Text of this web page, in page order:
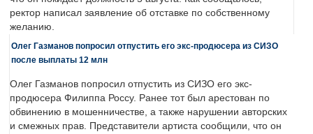
ректор написал заявление об отставке по собственному
желанию.
Олег Газманов попросил отпустить его экс-продюсера из СИЗО
после выплаты 12 млн
Олег Газманов попросил отпустить из СИЗО его экс-
продюсера Филиппа Россу. Ранее тот был арестован по
обвинению в мошенничестве, а также нарушении авторских
и смежных прав. Представители артиста сообщили, что он